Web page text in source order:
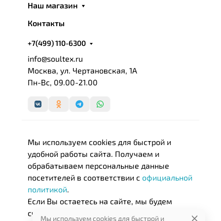
компания ввела в жинь знаменитую лоскутную
нанесения рисунка! Дизайнер добавил в домашний
текстиль лучей африканского солнца и красок
принтов из змеиной кожи, звериных шкур и перьев
птиц. «Источник моего вдохновения - природа. С
ней не сравнится ни один дизайнер», - заявляет
модельер. Такие экзотические мотивы пришлись
американцы. Дизайнер сумел не просто
придумать модный и яркий бренд - он создал
новый стиль жизни, уникальность которого
состоит в том, что он импонирует и подросткам и
солидным людям. В целом, это совсем не
удивительно, ведь, по словам дизайнера, Roberto
Cavalli - это "товары для тех, кто молод душой и в
Наш магазин
Контакты
+7(499) 110-6300
info@soultex.ru
Москва, ул. Чертановская, 1А
Пн-Вс, 09.00-21.00
Мы используем cookies для быстрой и
удобной работы сайта. Получаем и
обрабатываем персональные данные
посетителей в соответствии с официальной
политикой
Если Вы остаетесь на сайте, мы будем
считать, что Вас это устраивает.
Мы используем cookies для быстрой и